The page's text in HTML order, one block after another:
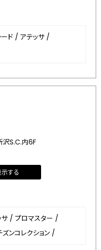
ド / アテッサ /
S.C.内6F
する
サ / プロマスター /
ズンコレクション /